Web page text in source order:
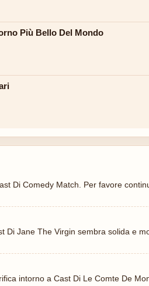
Più Bello Del Mondo
Di Comedy Match. Per favore
Di Jane The Virgin sembra solida e
intorno a Cast Di Le Comte De